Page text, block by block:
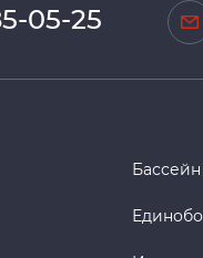
05-25
Бассейн